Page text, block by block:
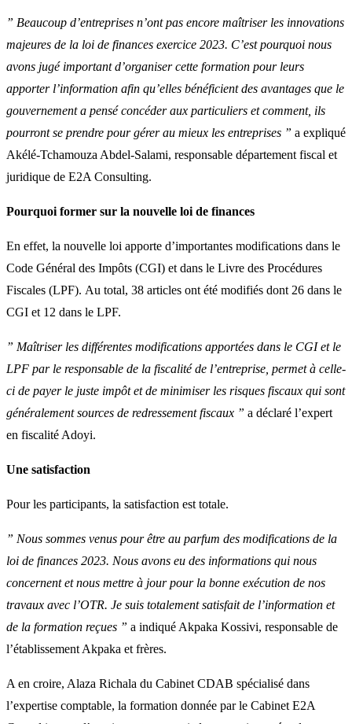
” Beaucoup d’entreprises n’ont pas encore maîtriser les innovations
majeures de la loi de finances exercice 2023. C’est pourquoi nous
avons jugé important d’organiser cette formation pour leurs
apporter l’information afin qu’elles bénéficient des avantages que le
gouvernement a pensé concéder aux particuliers et comment, ils
pourront se prendre pour gérer au mieux les entreprises ” a expliqué
Akélé-Tchamouza Abdel-Salami, responsable département fiscal et
juridique de E2A Consulting.
Pourquoi former sur la nouvelle loi de finances
En effet, la nouvelle loi apporte d’importantes modifications dans le
Code Général des Impôts (CGI) et dans le Livre des Procédures
Fiscales (LPF). Au total, 38 articles ont été modifiés dont 26 dans le
CGI et 12 dans le LPF.
” Maîtriser les différentes modifications apportées dans le CGI et le
LPF par le responsable de la fiscalité de l’entreprise, permet à celle-
ci de payer le juste impôt et de minimiser les risques fiscaux qui sont
généralement sources de redressement fiscaux ” a déclaré l’expert
en fiscalité Adoyi.
Une satisfaction
Pour les participants, la satisfaction est totale.
” Nous sommes venus pour être au parfum des modifications de la
loi de finances 2023. Nous avons eu des informations qui nous
concernent et nous mettre à jour pour la bonne exécution de nos
travaux avec l’OTR. Je suis totalement satisfait de l’information et
de la formation reçues ” a indiqué Akpaka Kossivi, responsable de
l’établissement Akpaka et frères.
A en croire, Alaza Richala du Cabinet CDAB spécialisé dans
l’expertise comptable, la formation donnée par le Cabinet E2A